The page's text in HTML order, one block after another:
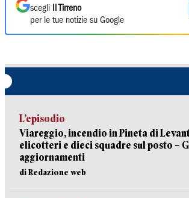
scegli
Il Tirreno
per le tue notizie su Google
L’episodio
Viareggio, incendio in Pineta di
elicotteri e dieci squadre sul posto –
aggiornamenti
di Redazione web